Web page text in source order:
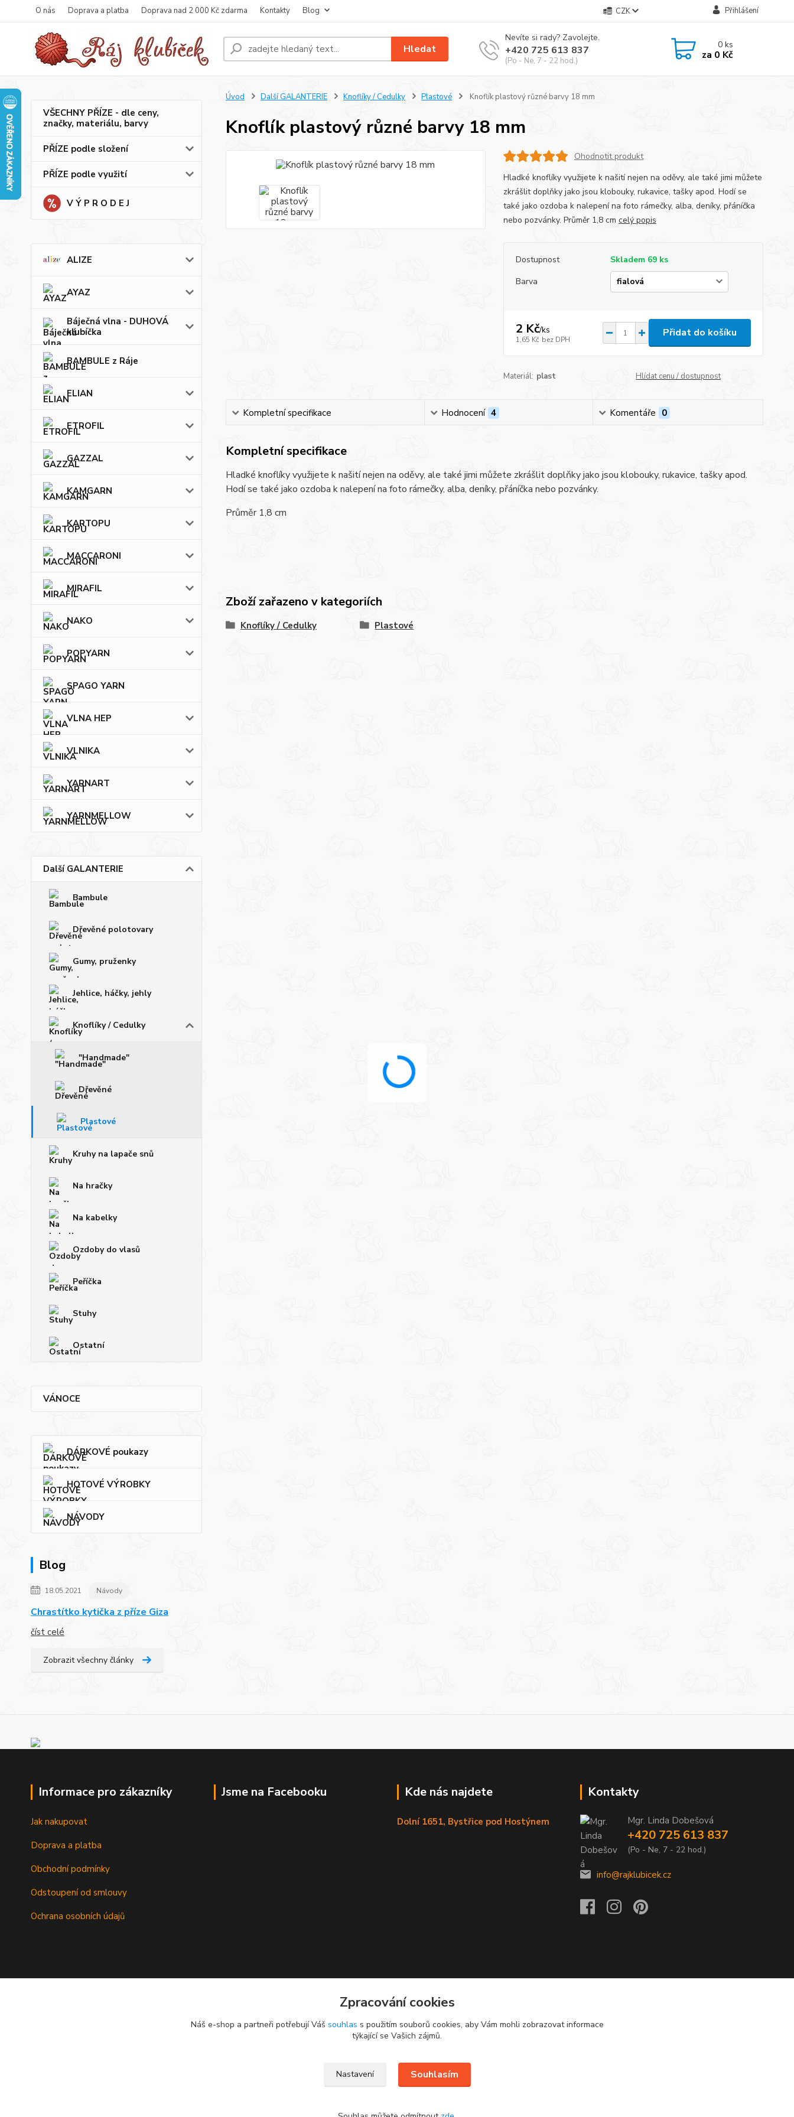
O nás Doprava a platba Doprava nad 2 000 Kč zdarma Kontakty Blog CZK Přihlášení
Hledat
Nevíte si rady? Zavolejte.
+420 725 613 837
(Po - Ne, 7 - 22 hod.)
0ks
za 0 Kč
VŠECHNY PŘÍZE - dle ceny,
značky, materiálu, barvy
PŘÍZE podle složení
PŘÍZE podle využití
V Ý P R O D E J
ALIZE
AYAZ
Báječná vlna - DUHOVÁ
klubíčka
BAMBULE z Ráje
ELIAN
ETROFIL
GAZZAL
KAMGARN
KARTOPU
MACCARONI
MIRAFIL
NAKO
POPYARN
SPAGO YARN
VLNA HEP
VLNIKA
YARNART
YARNMELLOW
Další GALANTERIE
Bambule
Dřevěné polotovary
Gumy, pruženky
Jehlice, háčky, jehly
Knoflíky / Cedulky
"Handmade"
Dřevěné
Plastové
Kruhy na lapače snů
Na hračky
Na kabelky
Ozdoby do vlasů
Peříčka
Stuhy
Ostatní
VÁNOCE
DÁRKOVÉ poukazy
HOTOVÉ VÝROBKY
NÁVODY
Blog
18.05.2021 Návody
Chrastítko kytička z příze Giza
číst celé
Zobrazit všechny články
Úvod Další GALANTERIE Knoflíky / Cedulky Plastové Knoflík plastový různé barvy 18 mm
Knoflík plastový různé barvy 18 mm
Ohodnotit produkt
Hladké knoflíky využijete k našití nejen na oděvy, ale také jimi můžete
zkrášlit doplňky jako jsou klobouky, rukavice, tašky apod. Hodí se
také jako ozdoba k nalepení na foto rámečky, alba, deníky, přáníčka
nebo pozvánky. Průměr 1,8 cm celý popis
Dostupnost
Skladem 69 ks
Barva
2 Kč/ks
1,65 Kč bez DPH
Přidat do košíku
Materiál: plast Hlídat cenu / dostupnost
Kompletní specifikace Hodnocení 4 Komentáře 0
Kompletní specifikace
Hladké knoflíky využijete k našití nejen na oděvy, ale také jimi můžete zkrášlit doplňky jako jsou klobouky, rukavice, tašky apod.
Hodí se také jako ozdoba k nalepení na foto rámečky, alba, deníky, přáníčka nebo pozvánky.
Průměr 1,8 cm
Zboží zařazeno v kategoriích
Knoflíky / Cedulky Plastové
Informace pro zákazníky
Jak nakupovat
Doprava a platba
Obchodní podmínky
Odstoupení od smlouvy
Ochrana osobních údajů
Jsme na Facebooku Kde nás najdete
Dolní 1651, Bystřice pod Hostýnem
Kontakty
Mgr. Linda Dobešová
+420 725 613 837
(Po - Ne, 7 - 22 hod.)
info@rajklubicek.cz
Zpracování cookies
Náš e-shop a partneři potřebují Váš souhlas s použitím souborů cookies, aby Vám mohli zobrazovat informace
týkající se Vašich zájmů.
Nastavení Souhlasím